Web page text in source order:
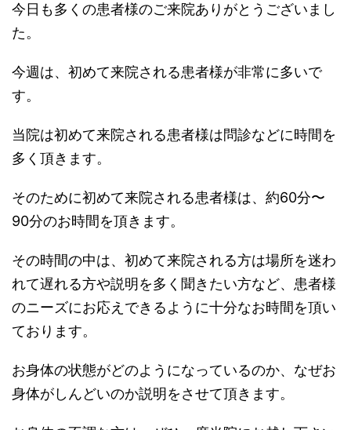
今日も多くの患者様のご来院ありがとうございまし
た。
今週は、初めて来院される患者様が非常に多いで
す。
当院は初めて来院される患者様は問診などに時間を
多く頂きます。
そのために初めて来院される患者様は、約60分〜
90分のお時間を頂きます。
その時間の中は、初めて来院される方は場所を迷わ
れて遅れる方や説明を多く聞きたい方など、患者様
のニーズにお応えできるように十分なお時間を頂い
ております。
お身体の状態がどのようになっているのか、なぜお
身体がしんどいのか説明をさせて頂きます。